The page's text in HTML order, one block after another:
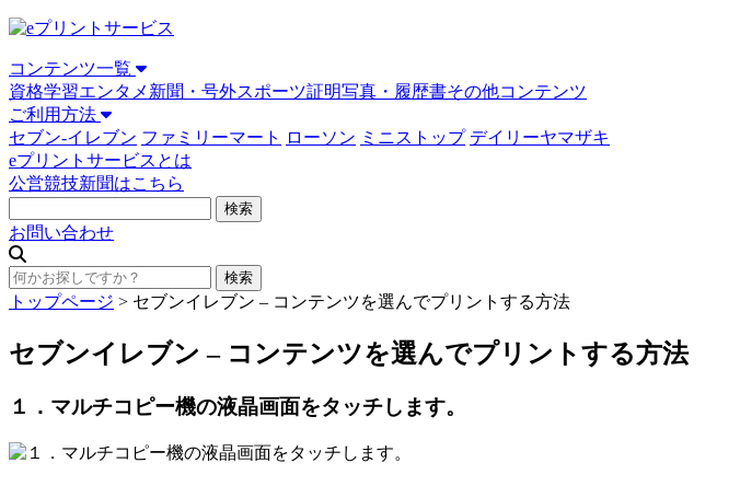
コンテンツ一覧
資格学習エンタメ 新聞・号外スポーツ証明写真・履歴書その他コンテンツ
ご利用方法
セブン-イレブン ファミリーマート ローソン ミニストップ デイリーヤマザキ
eプリントサービスとは
公営競技新聞はこちら
お問い合わせ
トップページ > セブンイレブン – コンテンツを選んでプリントする方法
セブンイレブン – コンテンツを選んでプリントする方法
１．マルチコピー機の液晶画面をタッチします。